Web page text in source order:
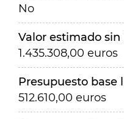
No
Valor estimado
1.435.308,00 euros
Presupuesto base
512.610,00 euros